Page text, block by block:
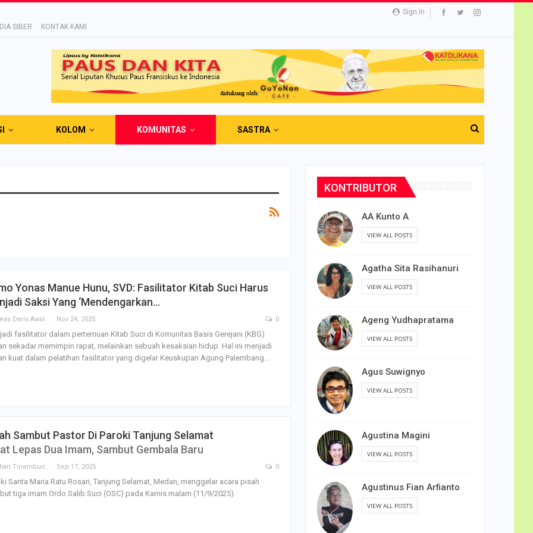
Sign In
SIBER
KONTAK KAMI
KOLOM KOMUNITAS SASTRA
Yonas Manue Hunu, SVD: Fasilitator Kitab Suci Harus
Saksi Yang ‘Mendengarkan…
Nov 24, 2025 0
fasilitator dalam pertemuan Kitab Suci di Komunitas Basis Gerejani (KBG)
sekadar memimpin rapat, melainkan sebuah kesaksian hidup. Hal ini menjadi
kuat dalam pelatihan fasilitator yang digelar Keuskupan Agung Palembang…
Sambut Pastor Di Paroki Tanjung Selamat
Lepas Dua Imam, Sambut Gembala Baru
Sep 17, 2025 0
Santa Maria Ratu Rosari, Tanjung Selamat, Medan, menggelar acara pisah
tiga imam Ordo Salib Suci (OSC) pada Kamis malam (11/9/2025).
KONTRIBUTOR
AA Kunto A
VIEW ALL POSTS
Agatha Sita Rasihanuri
VIEW ALL POSTS
Ageng Yudhapratama
VIEW ALL POSTS
Agus Suwignyo
VIEW ALL POSTS
Agustina Magini
VIEW ALL POSTS
Agustinus Fian Arfianto
VIEW ALL POSTS